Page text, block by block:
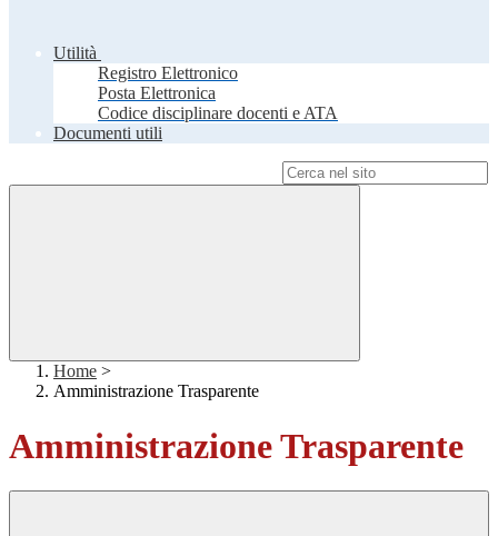
Utilità
Registro Elettronico
Posta Elettronica
Codice disciplinare docenti e ATA
Documenti utili
Home >
Amministrazione Trasparente
Amministrazione Trasparente